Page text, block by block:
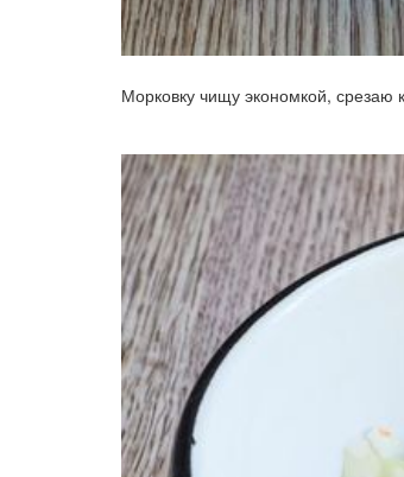
Морковку чищу экономкой, срезаю